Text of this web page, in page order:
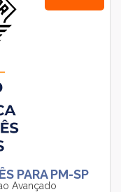
PARA PM-SP
Avançado